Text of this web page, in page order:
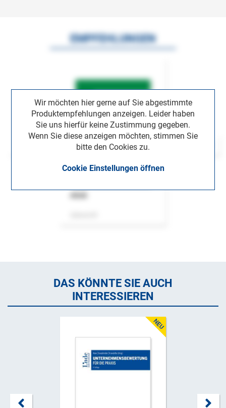
Wir möchten hier gerne auf Sie abgestimmte
Produktempfehlungen anzeigen. Leider haben
Sie uns hierfür keine Zustimmung gegeben.
Wenn Sie diese anzeigen möchten, stimmen Sie
bitte den Cookies zu.
Cookie Einstellungen öffnen
EMPFEHLUNGEN
DAS KÖNNTE SIE AUCH
INTERESSIEREN